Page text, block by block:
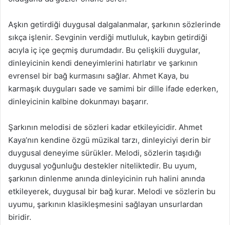
Aşkın getirdiği duygusal dalgalanmalar, şarkının sözlerinde
sıkça işlenir. Sevginin verdiği mutluluk, kaybın getirdiği
acıyla iç içe geçmiş durumdadır. Bu çelişkili duygular,
dinleyicinin kendi deneyimlerini hatırlatır ve şarkının
evrensel bir bağ kurmasını sağlar. Ahmet Kaya, bu
karmaşık duyguları sade ve samimi bir dille ifade ederken,
dinleyicinin kalbine dokunmayı başarır.
Şarkının melodisi de sözleri kadar etkileyicidir. Ahmet
Kaya’nın kendine özgü müzikal tarzı, dinleyiciyi derin bir
duygusal deneyime sürükler. Melodi, sözlerin taşıdığı
duygusal yoğunluğu destekler niteliktedir. Bu uyum,
şarkının dinlenme anında dinleyicinin ruh halini anında
etkileyerek, duygusal bir bağ kurar. Melodi ve sözlerin bu
uyumu, şarkının klasikleşmesini sağlayan unsurlardan
biridir.